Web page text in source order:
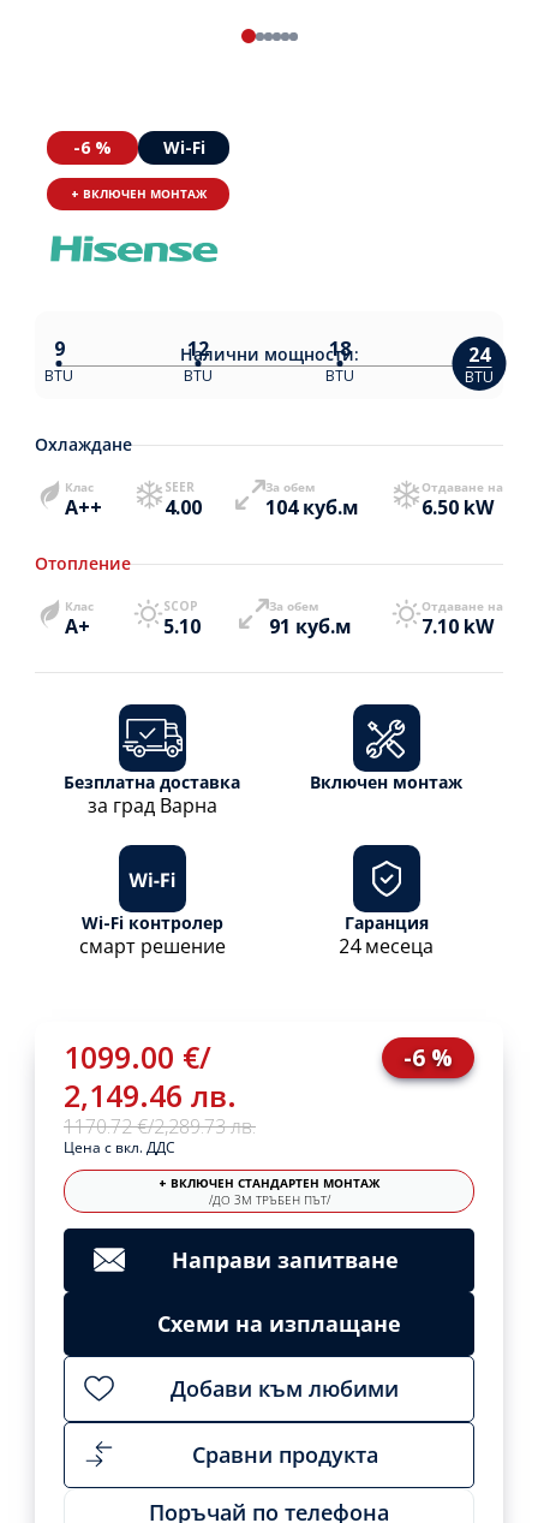
1099.00 €/
2,149.46 лв.
1170.72 €/2,289.73 лв.
-6 %
Цена с вкл. ДДС
+ ВКЛЮЧЕН СТАНДАРТЕН МОНТАЖ
/ДО 3М ТРЪБЕН ПЪТ/
Направи запитване
Схеми на изплащане
Добави към любими
Сравни продукта
Поръчай по телефона
-6 % Wi-Fi
+ ВКЛЮЧЕН МОНТАЖ
Налични мощности:
9
BTU
12
BTU
18
BTU
24
BTU
Охлаждане
Клас
A++
SEER
4.00
За обем
104 куб.м
Отдаване на
6.50 kW
Отопление
Клас
A+
SCOP
5.10
За обем
91 куб.м
Отдаване на
7.10 kW
Безплатна доставка
за град Варна
Включен монтаж
Wi-Fi контролер
смарт решение
Гаранция
24 месеца